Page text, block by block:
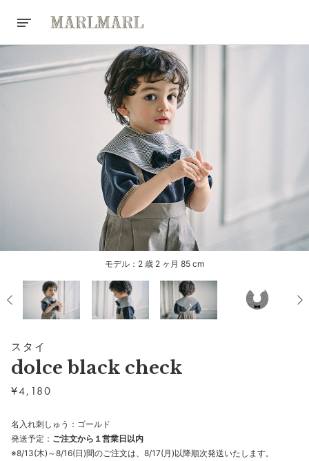
モデル：2 歳 2 ヶ月 85 cm
スタイ
dolce black check
¥4,180
名入れ刺しゅう：ゴールド
発送予定： ご注文から１営業日以内
※8/13(木)～8/16(日)間のご注文は、8/17(月)以降順次発送いたします。